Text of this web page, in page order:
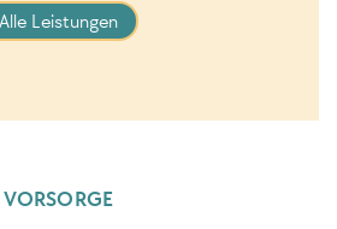
Alle Leistungen
VORSORGE